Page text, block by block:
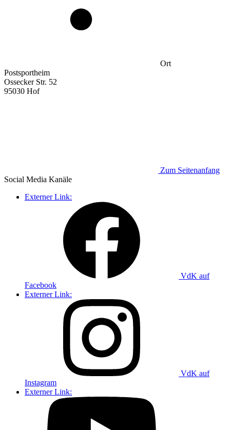
Ort
Postsportheim
Ossecker Str. 52
95030 Hof
Zum Seitenanfang
Social Media Kanäle
Externer Link:
VdK auf
Facebook
Externer Link:
VdK auf
Instagram
Externer Link: